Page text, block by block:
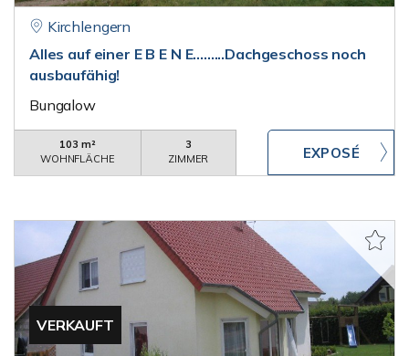
Kirchlengern
Alles auf einer E B E N E.........Dachgeschoss noch
ausbaufähig!
Bungalow
103 m²
WOHNFLÄCHE
3
ZIMMER
VERKAUFT